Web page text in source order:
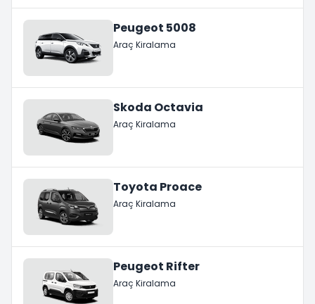
Peugeot 5008
Araç Kiralama
Skoda Octavia
Araç Kiralama
Toyota Proace
Araç Kiralama
Peugeot Rifter
Araç Kiralama